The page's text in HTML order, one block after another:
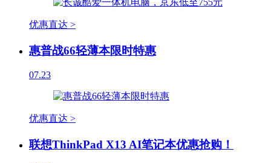
优惠直达 >
惠普战66轻薄本限时特惠
07.23
优惠直达 >
联想ThinkPad X13 AI笔记本优惠抢购！